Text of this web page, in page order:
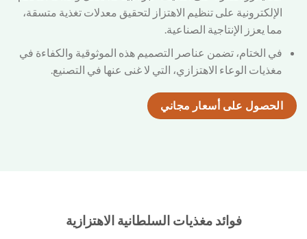
الإلكترونية على تنظيم الاهتزاز لتحقيق معدلات تغذية متسقة،
مما يعزز الإنتاجية الصناعية.
في الختام، تضمن عناصر التصميم هذه الموثوقية والكفاءة في
مغذيات الوعاء الاهتزازي، التي لا غنى عنها في التصنيع.
الحصول على أسعار مجاني
فوائد مغذيات السلطانية الاهتزازية